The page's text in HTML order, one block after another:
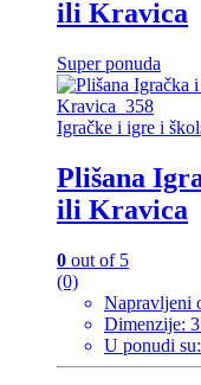
ili Kravica
Super ponuda
Igračke i igre i
Plišana
ili Kravica
0 out of 5
(0)
Napravljeni
Dimenzije:
U ponudi